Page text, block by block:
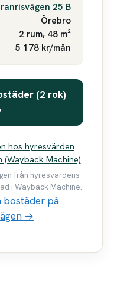
25 B
Örebro
2 rum, 48 m²
5 178 kr/mån
(2 rok)
hos hyresvärden
Machine)
från hyresvärdens
i Wayback Machine.
bostäder på
→